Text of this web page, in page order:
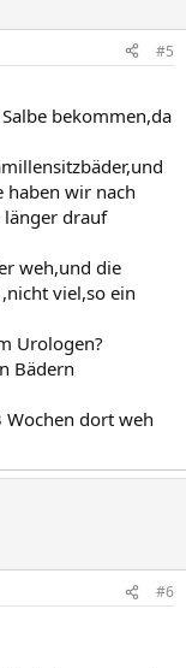
#5
bekommen,da
haben wir nach
länger drauf
weh,und die
viel,so ein
Urologen?
Bädern
Wochen dort weh
#6